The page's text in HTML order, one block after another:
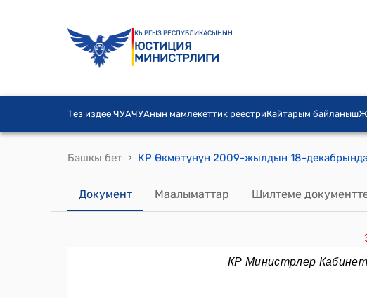
КЫРГЫЗ РЕСПУБЛИКАСЫНЫН
ЮСТИЦИЯ
МИНИСТРЛИГИ
Тез издөө ЧУАЧУАнын мамлекеттик реестриКайтарым байланыш
Башкы бет ›
Документ Маалыматтар Шилтеме